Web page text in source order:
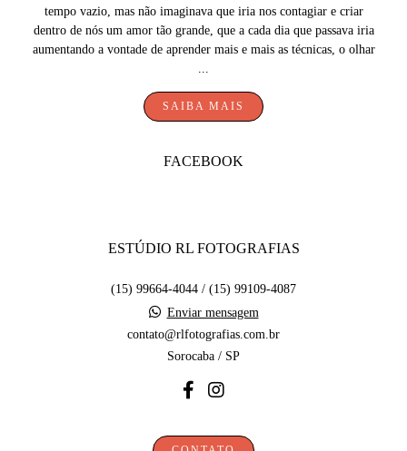
tempo vazio, mas não imaginava que iria nos contagiar e criar
dentro de nós um amor tão grande, que a cada dia que passava iria
aumentando a vontade de aprender mais e mais as técnicas, o olhar
SAIBA MAIS
FACEBOOK
ESTÚDIO RL FOTOGRAFIAS
(15) 99664-4044 / (15) 99109-4087
Enviar mensagem
contato@rlfotografias.com.br
Sorocaba / SP